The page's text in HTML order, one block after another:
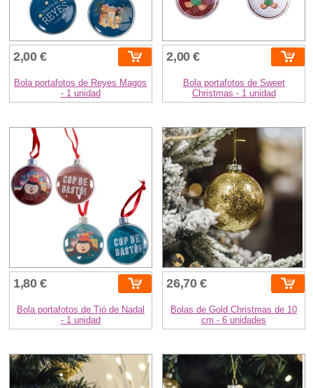
2,00 €
Bola portafotos de Reyes Magos
- 1 unidad
2,00 €
Bola portafotos de Sweet
Christmas - 1 unidad
1,80 €
Bola portafotos de Tió de Nadal
- 1 unidad
26,70 €
Bolas de Gold Christmas de 10
cm - 6 unidades